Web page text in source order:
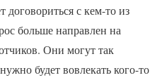
договориться с кем-то из
больше направлен на
Они могут так
будет вовлекать кого-то